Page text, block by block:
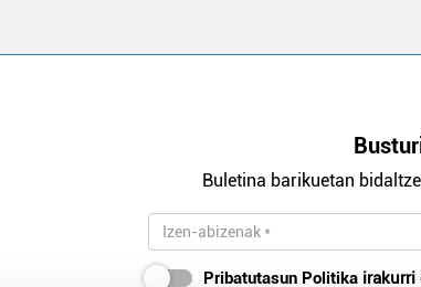
Buletina barikuetan
Pribatutasun Politika irakurri